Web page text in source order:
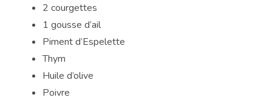
2 courgettes
1 gousse d’ail
Piment d’Espelette
Thym
Huile d’olive
Poivre